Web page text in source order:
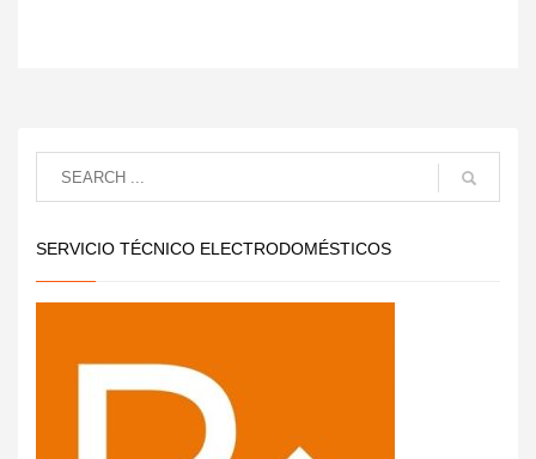
SERVICIO TÉCNICO ELECTRODOMÉSTICOS